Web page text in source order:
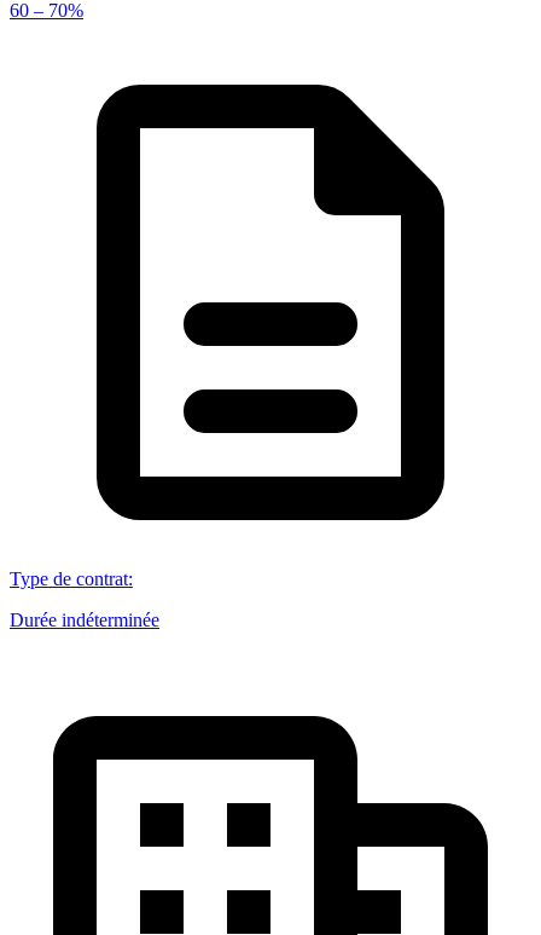
60 – 70%
Type de contrat:
Durée indéterminée